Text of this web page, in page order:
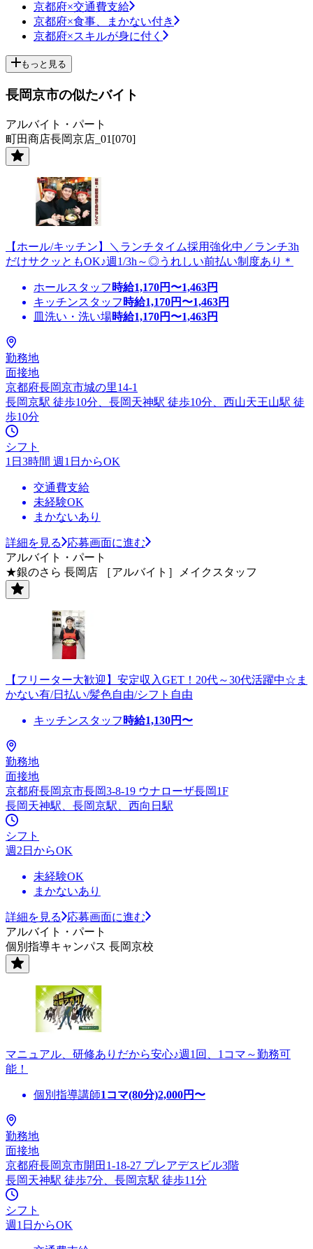
京都府×交通費支給
京都府×食事、まかない付き
京都府×スキルが身に付く
もっと見る
長岡京市の似たバイト
アルバイト・パート
町田商店長岡京店_01[070]
【ホール/キッチン】＼ランチタイム採用強化中／ランチ3h
だけサクッともOK♪週1/3h～◎うれしい前払い制度あり＊
ホールスタッフ 時給1,170円〜1,463円
キッチンスタッフ 時給1,170円〜1,463円
皿洗い・洗い場時給1,170円〜1,463円
勤務地
面接地
京都府長岡京市城の里14-1
長岡京駅 徒歩10分、長岡天神駅 徒歩10分、西山天王山駅 徒
歩10分
シフト
1日3時間 週1日からOK
交通費支給
未経験OK
まかないあり
詳細を見る
応募画面に進む
アルバイト・パート
★銀のさら 長岡店 ［アルバイト］メイクスタッフ
【フリーター大歓迎】安定収入GET！20代～30代活躍中☆ま
かない有/日払い/髪色自由/シフト自由
キッチンスタッフ 時給1,130円〜
勤務地
面接地
京都府長岡京市長岡3-8-19 ウナローザ長岡1F
長岡天神駅、長岡京駅、西向日駅
シフト
週2日からOK
未経験OK
まかないあり
詳細を見る
応募画面に進む
アルバイト・パート
個別指導キャンパス 長岡京校
マニュアル、研修ありだから安心♪週1回、1コマ～勤務可
能！
個別指導講師1コマ(80分)2,000円〜
勤務地
面接地
京都府長岡京市開田1-18-27 プレアデスビル3階
長岡天神駅 徒歩7分、長岡京駅 徒歩11分
シフト
週1日からOK